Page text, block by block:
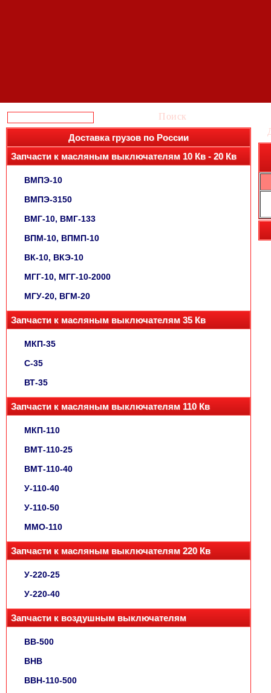
Поиск
Доставка грузов по России
Запчасти к масляным выключателям 10 Кв - 20 Кв
ВМПЭ-10
ВМПЭ-3150
ВМГ-10, ВМГ-133
ВПМ-10, ВПМП-10
ВК-10, ВКЭ-10
МГГ-10, МГГ-10-2000
МГУ-20, ВГМ-20
Запчасти к масляным выключателям 35 Кв
МКП-35
С-35
ВТ-35
Запчасти к масляным выключателям 110 Кв
МКП-110
ВМТ-110-25
ВМТ-110-40
У-110-40
У-110-50
ММО-110
Запчасти к масляным выключателям 220 Кв
У-220-25
У-220-40
Запчасти к воздушным выключателям
ВВ-500
ВНВ
ВВН-110-500